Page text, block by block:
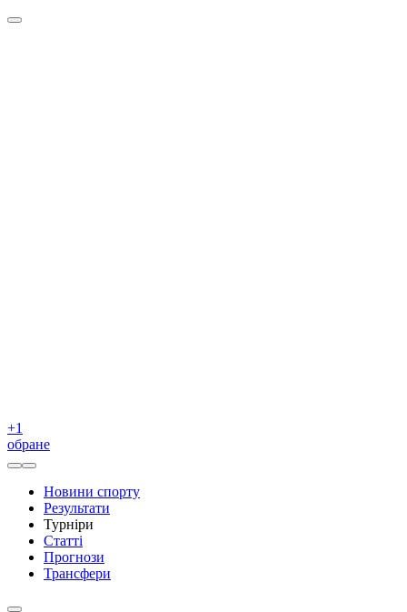
+1
обране
Новини спорту
Результати
Турніри
Статті
Прогнози
Трансфери